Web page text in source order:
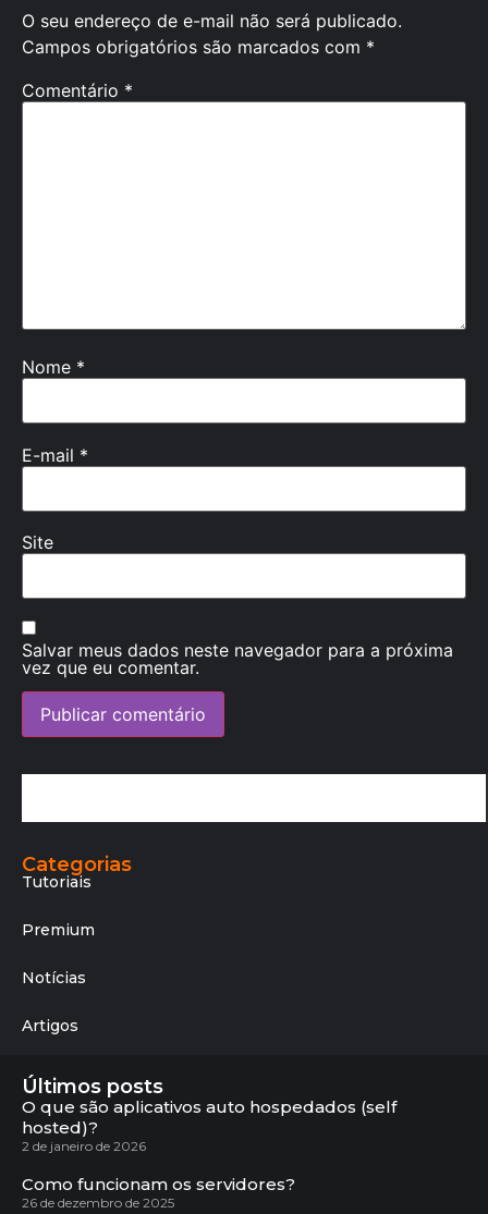
O seu endereço de e-mail não será publicado.
Campos obrigatórios são marcados com *
Comentário *
Nome *
E-mail *
Site
Salvar meus dados neste navegador para a próxima
vez que eu comentar.
Categorias
Tutoriais
Premium
Notícias
Artigos
Últimos posts
O que são aplicativos auto hospedados (self
hosted)?
2 de janeiro de 2026
Como funcionam os servidores?
26 de dezembro de 2025